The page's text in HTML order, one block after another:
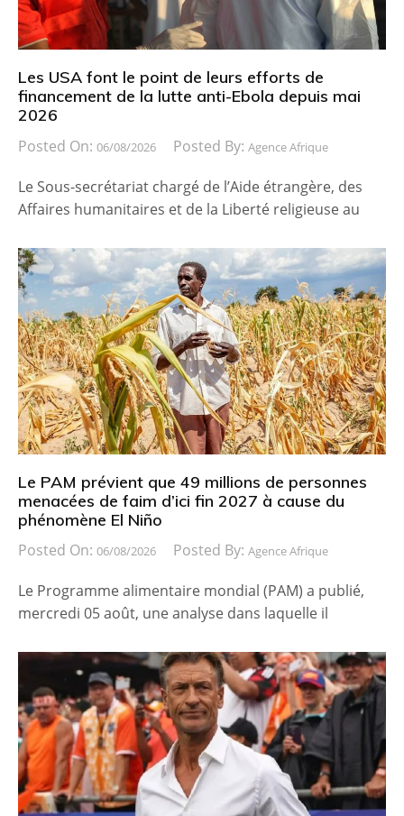
Les USA font le point de leurs efforts de
financement de la lutte anti-Ebola depuis mai
2026
Posted On: 06/08/2026 Posted By: Agence Afrique
Le Sous-secrétariat chargé de l’Aide étrangère, des
Affaires humanitaires et de la Liberté religieuse au
Le PAM prévient que 49 millions de personnes
menacées de faim d’ici fin 2027 à cause du
phénomène El Niño
Posted On: 06/08/2026 Posted By: Agence Afrique
Le Programme alimentaire mondial (PAM) a publié,
mercredi 05 août, une analyse dans laquelle il